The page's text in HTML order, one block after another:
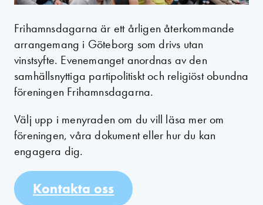
Frihamnsdagarna är ett årligen återkommande
arrangemang i Göteborg som drivs utan
vinstsyfte. Evenemanget anordnas av den
samhällsnyttiga partipolitiskt och religiöst obundna
föreningen Frihamnsdagarna.
Välj upp i menyraden om du vill läsa mer om
föreningen, våra dokument eller hur du kan
engagera dig.
Kontakta oss